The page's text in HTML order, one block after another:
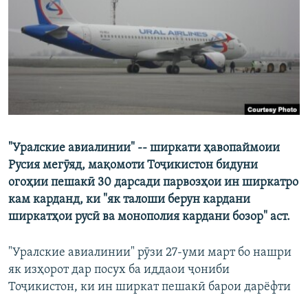
ГУЗОРИШҲОИ РАДИОӢ
Русский
ПАЙГИРӢ КУНЕД
Ҳамаи сомонаҳои RFE/RL
"Уралские авиалинии" -- ширкати ҳавопаймоии
Русия мегӯяд, мақомоти Тоҷикистон бидуни
огоҳии пешакӣ 30 дарсади парвозҳои ин ширкатро
кам карданд, ки "як талоши берун кардани
ширкатҳои русӣ ва монополия кардани бозор" аст.
"Уралские авиалинии" рӯзи 27-уми март бо нашри
як изҳорот дар посух ба иддаои ҷониби
Тоҷикистон, ки ин ширкат пешакӣ барои дарёфти